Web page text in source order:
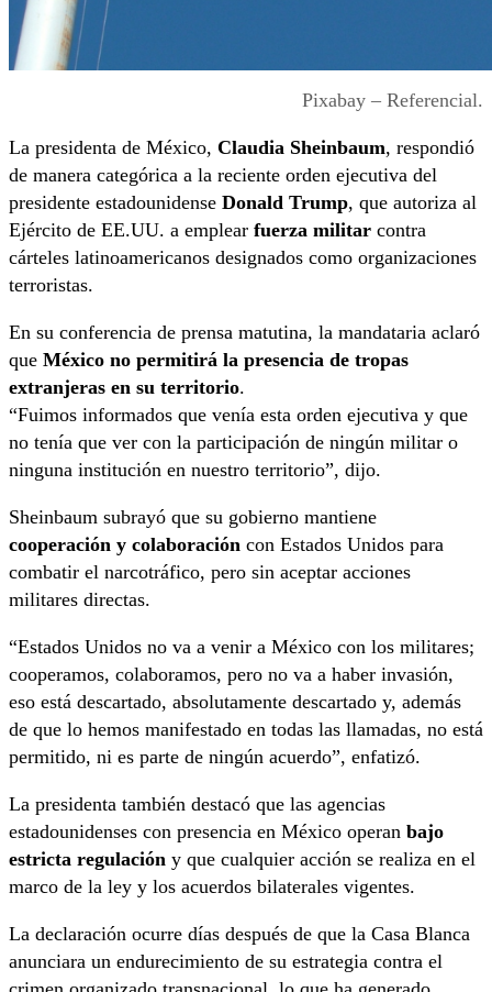
Pixabay – Referencial.
La presidenta de México, Claudia Sheinbaum, respondió
de manera categórica a la reciente orden ejecutiva del
presidente estadounidense Donald Trump, que autoriza al
Ejército de EE.UU. a emplear fuerza militar contra
cárteles latinoamericanos designados como organizaciones
terroristas.
En su conferencia de prensa matutina, la mandataria aclaró
que México no permitirá la presencia de tropas
extranjeras en su territorio.
“Fuimos informados que venía esta orden ejecutiva y que
no tenía que ver con la participación de ningún militar o
ninguna institución en nuestro territorio”, dijo.
Sheinbaum subrayó que su gobierno mantiene
cooperación y colaboración con Estados Unidos para
combatir el narcotráfico, pero sin aceptar acciones
militares directas.
“Estados Unidos no va a venir a México con los militares;
cooperamos, colaboramos, pero no va a haber invasión,
eso está descartado, absolutamente descartado y, además
de que lo hemos manifestado en todas las llamadas, no está
permitido, ni es parte de ningún acuerdo”, enfatizó.
La presidenta también destacó que las agencias
estadounidenses con presencia en México operan bajo
estricta regulación y que cualquier acción se realiza en el
marco de la ley y los acuerdos bilaterales vigentes.
La declaración ocurre días después de que la Casa Blanca
anunciara un endurecimiento de su estrategia contra el